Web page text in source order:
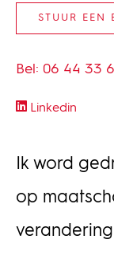
STUUR EEN
Bel: 06 44 33
Linkedin
Ik word
op